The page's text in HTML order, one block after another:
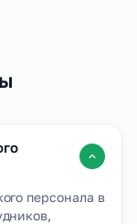
персонала в